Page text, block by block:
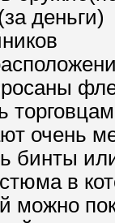
деньги)
очень
бинты
в
можно